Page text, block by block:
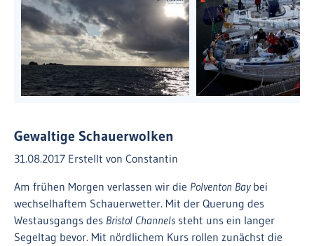
Gewaltige Schauerwolken
31.08.2017 Erstellt von Constantin
Am frühen Morgen verlassen wir die Polventon Bay bei
wechselhaftem Schauerwetter. Mit der Querung des
Westausgangs des Bristol Channels steht uns ein langer
Segeltag bevor. Mit nördlichem Kurs rollen zunächst die